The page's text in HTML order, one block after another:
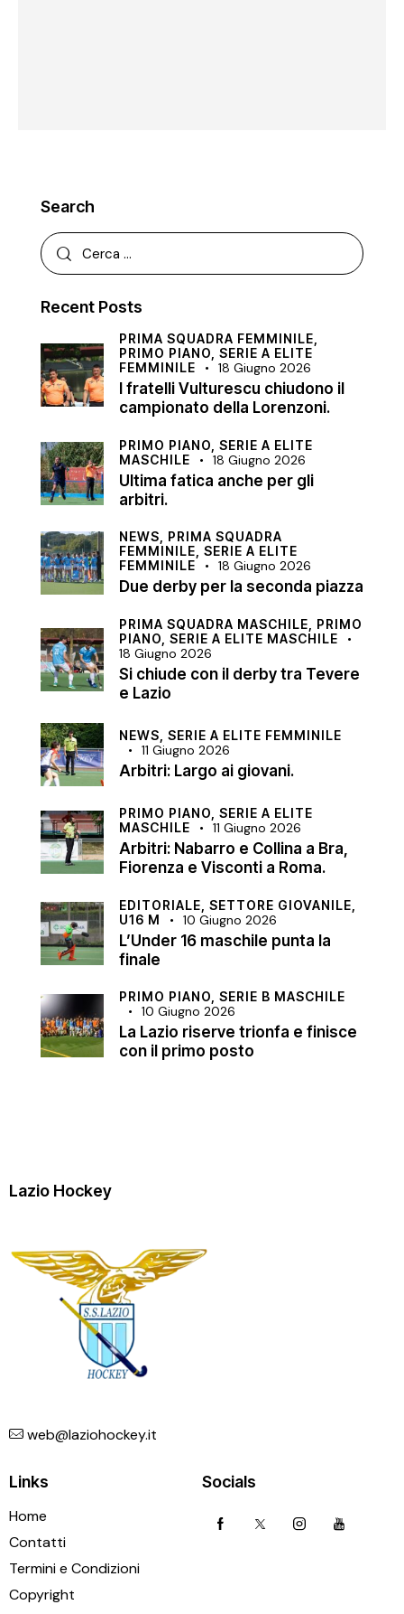
Search
Recent Posts
PRIMA SQUADRA FEMMINILE,
PRIMO PIANO, SERIE A ELITE
FEMMINILE
18 Giugno 2026
I fratelli Vulturescu chiudono il
campionato della Lorenzoni.
PRIMO PIANO, SERIE A ELITE
MASCHILE
18 Giugno 2026
Ultima fatica anche per gli
arbitri.
NEWS, PRIMA SQUADRA
FEMMINILE, SERIE A ELITE
FEMMINILE
18 Giugno 2026
Due derby per la seconda piazza
PRIMA SQUADRA MASCHILE, PRIMO
PIANO, SERIE A ELITE MASCHILE
18 Giugno 2026
Si chiude con il derby tra Tevere
e Lazio
NEWS, SERIE A ELITE FEMMINILE
11 Giugno 2026
Arbitri: Largo ai giovani.
PRIMO PIANO, SERIE A ELITE
MASCHILE
11 Giugno 2026
Arbitri: Nabarro e Collina a Bra,
Fiorenza e Visconti a Roma.
EDITORIALE, SETTORE GIOVANILE,
U16 M
10 Giugno 2026
L’Under 16 maschile punta la
finale
PRIMO PIANO, SERIE B MASCHILE
10 Giugno 2026
La Lazio riserve trionfa e finisce
con il primo posto
Lazio Hockey
web@laziohockey.it
Links
Home
Contatti
Termini e Condizioni
Copyright
Socials